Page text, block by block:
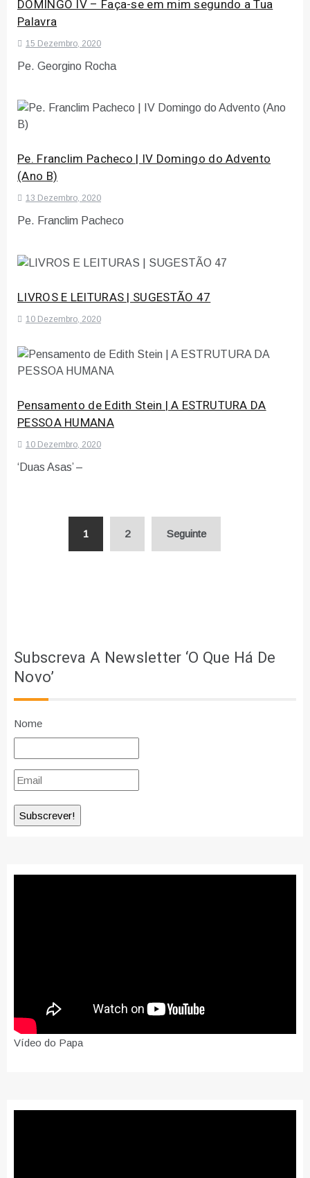
DOMINGO IV – Faça-se em mim segundo a Tua
Palavra
15 Dezembro, 2020
Pe. Georgino Rocha
Pe. Franclim Pacheco | IV Domingo do Advento
(Ano B)
13 Dezembro, 2020
Pe. Franclim Pacheco
LIVROS E LEITURAS | SUGESTÃO 47
10 Dezembro, 2020
Pensamento de Edith Stein | A ESTRUTURA DA
PESSOA HUMANA
10 Dezembro, 2020
‘Duas Asas’ –
1 2 Seguinte
Subscreva A Newsletter ‘O Que Há De
Novo’
Nome
Vídeo do Papa